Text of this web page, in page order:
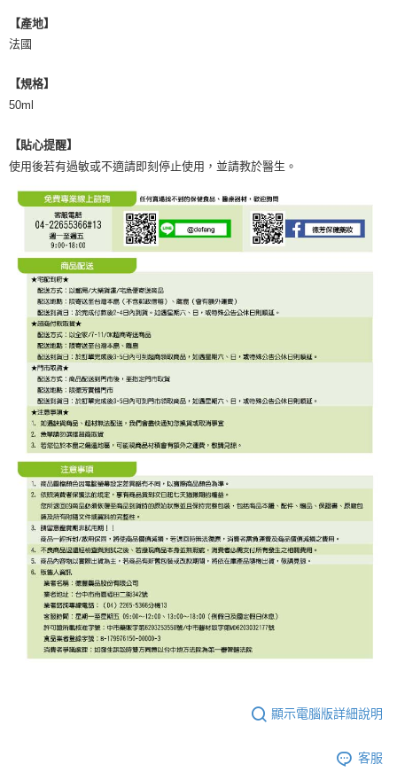
【產地】
法國
【規格】
50ml
【貼心提醒】
使用後若有過敏或不適請即刻停止使用，並請教於醫生。
顯示電腦版詳細說明
客服